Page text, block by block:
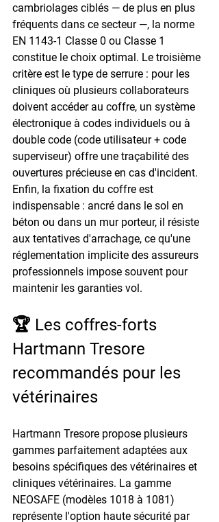
cambriolages ciblés — de plus en plus
fréquents dans ce secteur —, la norme
EN 1143-1 Classe 0 ou Classe 1
constitue le choix optimal. Le troisième
critère est le type de serrure : pour les
cliniques où plusieurs collaborateurs
doivent accéder au coffre, un système
électronique à codes individuels ou à
double code (code utilisateur + code
superviseur) offre une traçabilité des
ouvertures précieuse en cas d'incident.
Enfin, la fixation du coffre est
indispensable : ancré dans le sol en
béton ou dans un mur porteur, il résiste
aux tentatives d'arrachage, ce qu'une
réglementation implicite des assureurs
professionnels impose souvent pour
maintenir les garanties vol.
🏆 Les coffres-forts
Hartmann Tresore
recommandés pour les
vétérinaires
Hartmann Tresore propose plusieurs
gammes parfaitement adaptées aux
besoins spécifiques des vétérinaires et
cliniques vétérinaires. La gamme
NEOSAFE (modèles 1018 à 1081)
représente l'option haute sécurité par